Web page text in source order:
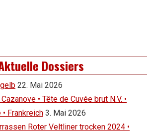
Dossiers
22. Mai 2026
• Tête de Cuvée brut N.V. •
Frankreich 3. Mai 2026
Roter Veltliner trocken 2024 •